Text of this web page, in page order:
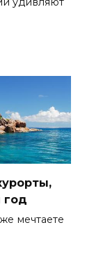
год
мечтаете